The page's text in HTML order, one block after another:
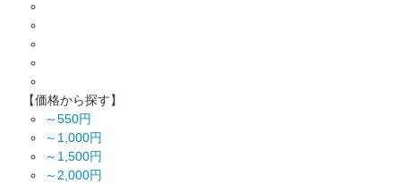
【価格から探す】
～550円
～1,000円
～1,500円
～2,000円